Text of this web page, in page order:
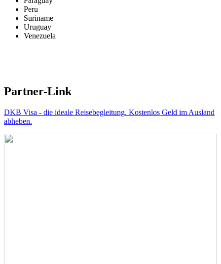
Peru
Suriname
Uruguay
Venezuela
Partner-Link
DKB Visa - die ideale Reisebegleitung. Kostenlos Geld im Ausland
abheben.